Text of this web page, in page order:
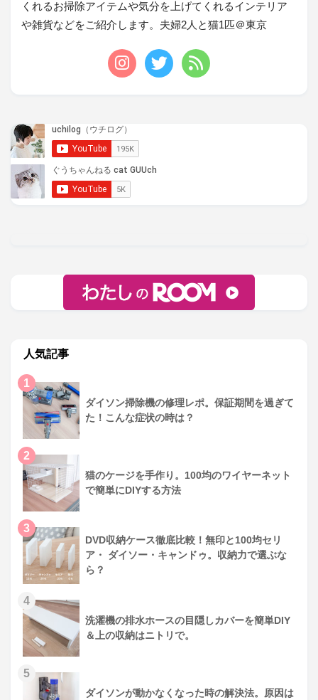
くれるお掃除アイテムや気分を上げてくれるインテリア
や雑貨などをご紹介します。夫婦2人と猫1匹＠東京
人気記事
1
ダイソン掃除機の修理レポ。保証期間を過ぎて
た！こんな症状の時は？
2
猫のケージを手作り。100均のワイヤーネット
で簡単にDIYする方法
3
DVD収納ケース徹底比較！無印と100均セリ
ア・ ダイソー・キャンドゥ。収納力で選ぶな
ら？
4
洗濯機の排水ホースの目隠しカバーを簡単DIY
＆上の収納はニトリで。
5
ダイソンが動かなくなった時の解決法。原因は